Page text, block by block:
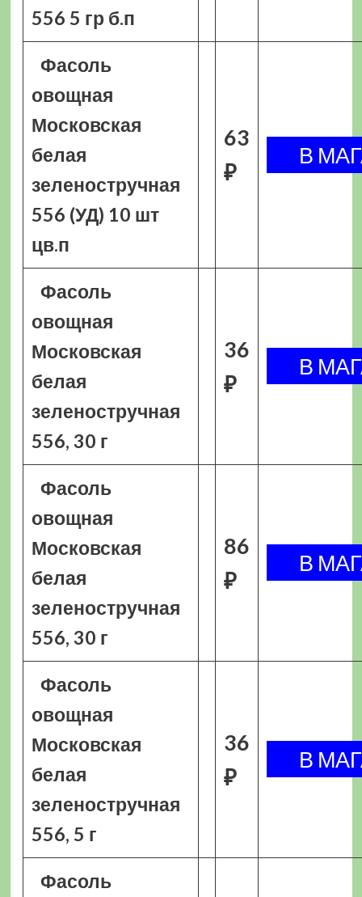
556 5 гр б.п
Фасоль
овощная
Московская
белая
зеленостручная
556 (УД) 10 шт
цв.п
63
₽
Фасоль
овощная
Московская
белая
зеленостручная
556, 30 г
36
₽
Фасоль
овощная
Московская
белая
зеленостручная
556, 30 г
86
₽
Фасоль
овощная
Московская
белая
зеленостручная
556, 5 г
36
₽
Фасоль